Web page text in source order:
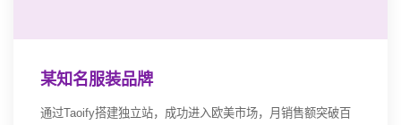
某知名服装品牌
通过Taoify搭建独立站，成功进入欧美市场，月销售额突破百